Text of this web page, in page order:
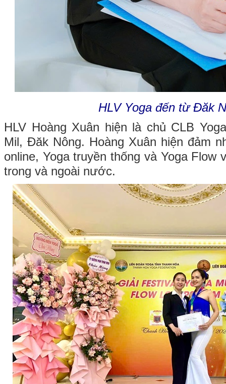
HLV Yoga đến từ Đăk
HLV Hoàng Xuân hiện là chủ CLB
Mil, Đăk Nông. Hoàng Xuân hiện đảm
online, Yoga truyền thống và Yoga Flow
trong và ngoài nước.